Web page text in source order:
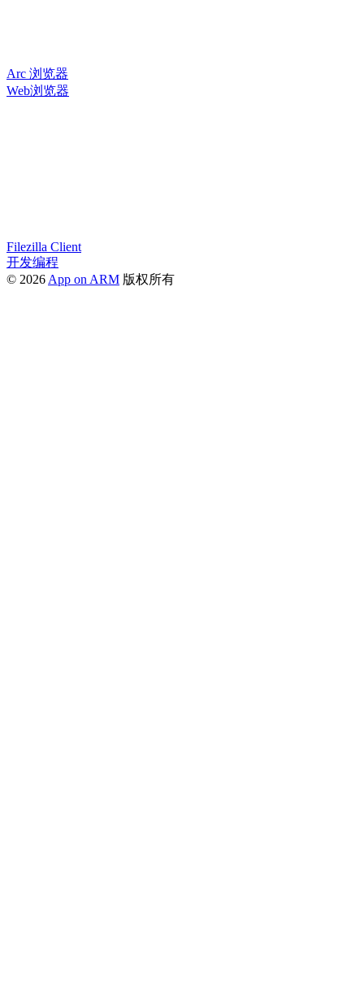
Arc 浏览器
Web浏览器
Filezilla Client
开发编程
© 2026 App on ARM 版权所有